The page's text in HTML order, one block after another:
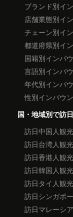
ブランド別イ
店舗業態別イ
チェーン別イ
都道府県別イ
国籍別インバ
言語別インバ
年代別インバ
性別インバウ
国・地域別で訪
訪日中国人観
訪日台湾人観
訪日香港人観
訪日韓国人観
訪日タイ人観
訪日シンガポ
訪日マレーシ